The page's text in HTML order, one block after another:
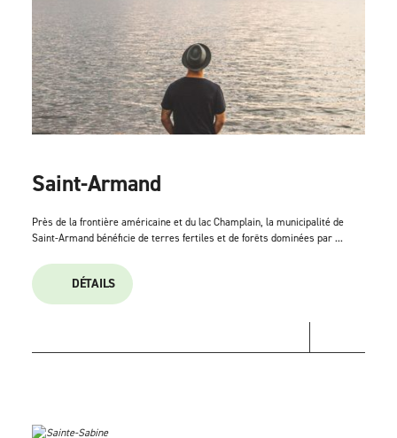
Saint-Armand
Près de la frontière américaine et du lac Champlain, la municipalité de
Saint-Armand bénéficie de terres fertiles et de forêts dominées par ...
DÉTAILS